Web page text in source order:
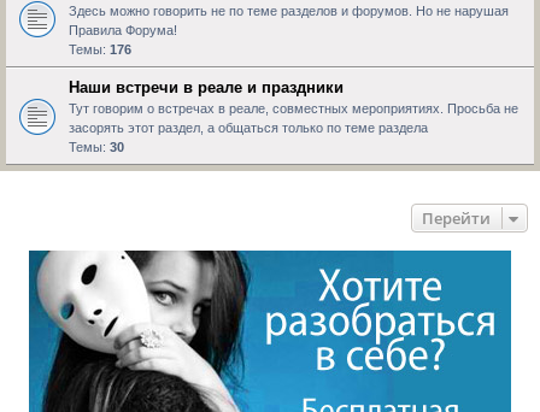
Здесь можно говорить не по теме разделов и форумов. Но не нарушая
Правила Форума!
Темы: 176
Наши встречи в реале и праздники
Тут говорим о встречах в реале, совместных мероприятиях. Просьба не
засорять этот раздел, а общаться только по теме раздела
Темы: 30
Перейти